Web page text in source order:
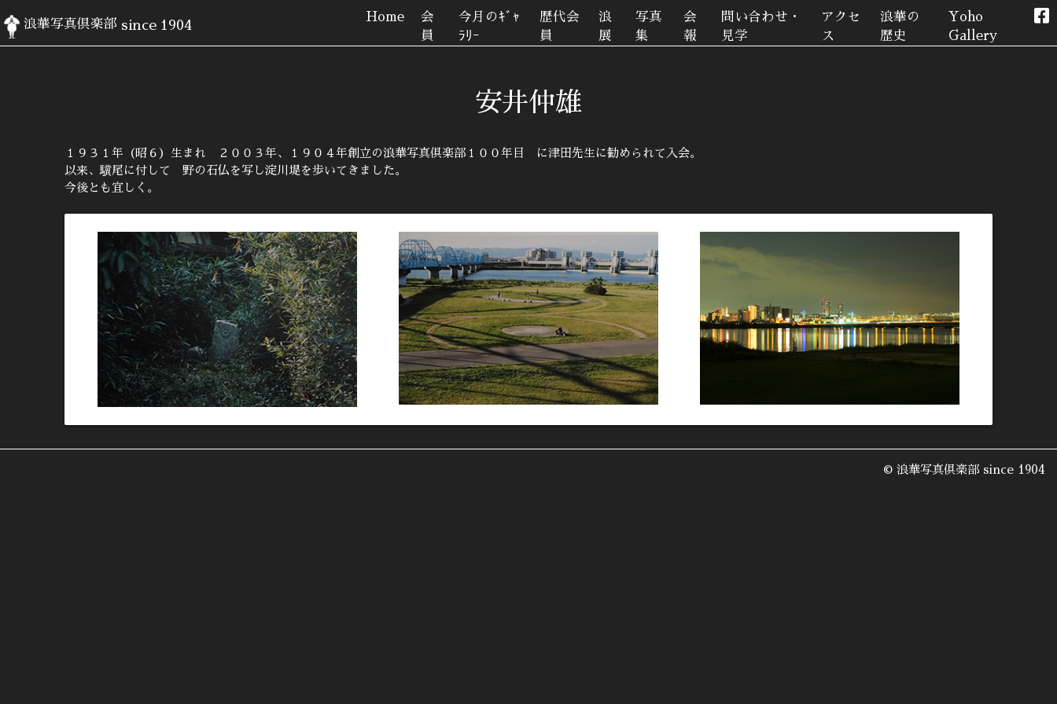
浪華写真倶楽部 since 1904
Home
会
員
今月のｷﾞｬ
ﾗﾘｰ
歴代会
員
浪
展
写真
集
会
報
問い合わせ・
見学
アクセ
ス
浪華の
歴史
Yoho
Gallery
安井仲雄
１９３１年（昭６）生まれ ２００３年、１９０４年創立の浪華写真倶楽部１００年目 に津田先生に勧められて入会。
以来、驥尾に付して 野の石仏を写し淀川堤を歩いてきました。
今後とも宜しく。
© 浪華写真倶楽部 since 1904